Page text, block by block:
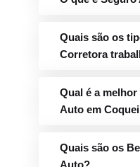
Quais são os
Corretora
Qual é a
Auto em
Quais são os